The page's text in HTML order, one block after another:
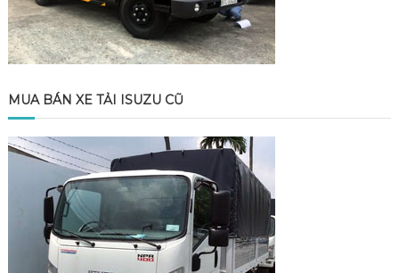
MUA BÁN XE TẢI ISUZU CŨ